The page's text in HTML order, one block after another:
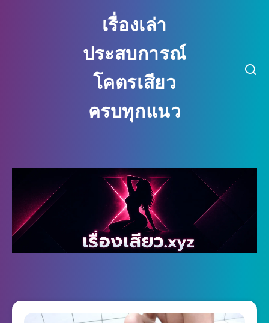
เรื่องเล่า
ประสบการณ์
โคตรเสียว
ครบทุกแนว